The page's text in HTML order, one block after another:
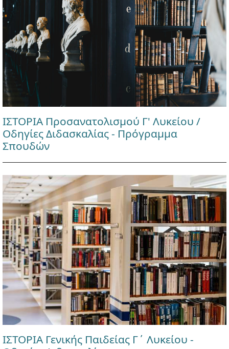
ΙΣΤΟΡΙΑ Προσανατολισμού Γ' Λυκείου /
Οδηγίες Διδασκαλίας - Πρόγραμμα
Σπουδών
ΙΣΤΟΡΙΑ Γενικής Παιδείας Γ΄ Λυκείου -